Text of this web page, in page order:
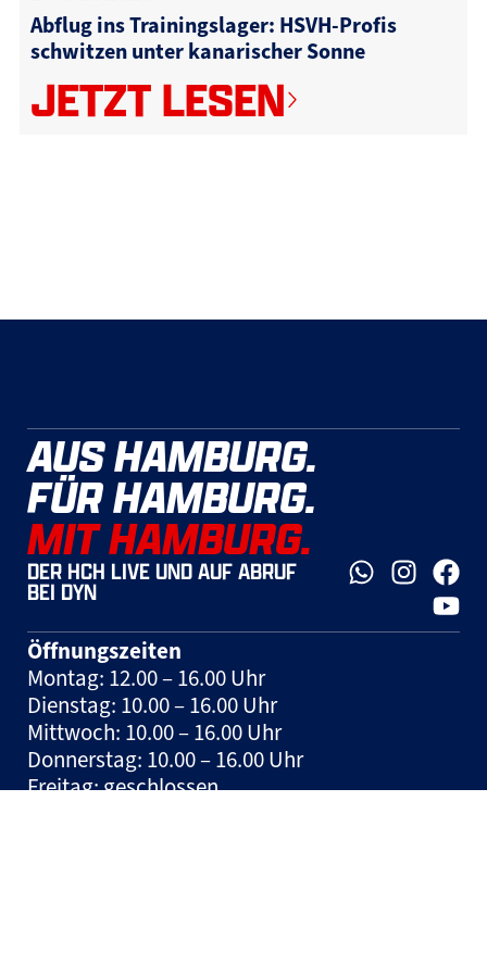
Abflug ins Trainingslager: HSVH-Profis
schwitzen unter kanarischer Sonne
JETZT LESEN
AUS HAMBURG.
FÜR HAMBURG.
MIT HAMBURG.
DER HCH LIVE UND AUF ABRUF
BEI DYN
Öffnungszeiten
Montag: 12.00 – 16.00 Uhr
Dienstag: 10.00 – 16.00 Uhr
Mittwoch: 10.00 – 16.00 Uhr
Donnerstag: 10.00 – 16.00 Uhr
Freitag: geschlossen